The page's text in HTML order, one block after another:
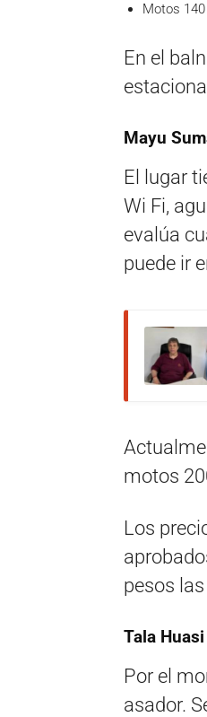
Motos
En el
Mayu
El lugar
Wi Fi,
evalúa
puede ir
motos
Los
pesos
Tala Huasi
Por el
asador.